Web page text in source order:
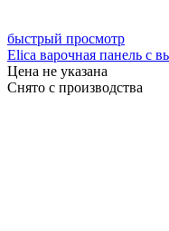
быстрый просмотр
Elica варочная панель с
Цена не указана
Снято с производства